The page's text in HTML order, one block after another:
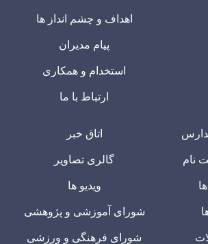
اهداف و چشم انداز ها
پیام مدیران
استخدام و همکاری
ارتباط با ما
نام
اتاق خبر
گالری تصاویر
ویدیو ها
شورای آموزشی و پژوهشی
شورای فرهنگی و ورزشی